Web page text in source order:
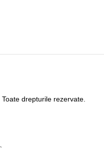
drepturile rezervate.